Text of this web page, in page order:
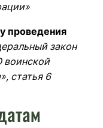
проведения
закон
воинской
статья 6